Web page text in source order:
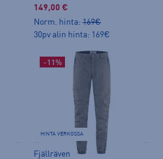
149,00 €
Norm. hinta: 169€
30pv alin hinta: 169€
-11%
HINTA VERKOSSA
Fjällräven